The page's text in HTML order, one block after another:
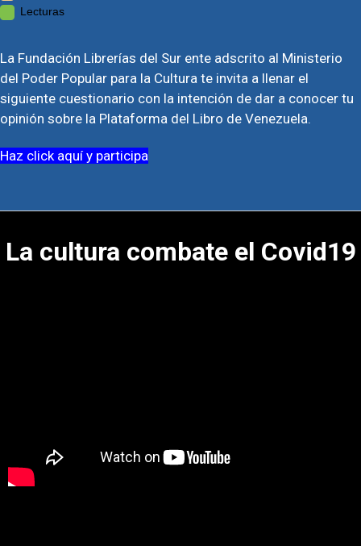
Lecturas
La Fundación Librerías del Sur ente adscrito al Ministerio
del Poder Popular para la Cultura te invita a llenar el
siguiente cuestionario con la intención de dar a conocer tu
opinión sobre la Plataforma del Libro de Venezuela.
Haz click aquí y participa
La cultura combate el Covid19